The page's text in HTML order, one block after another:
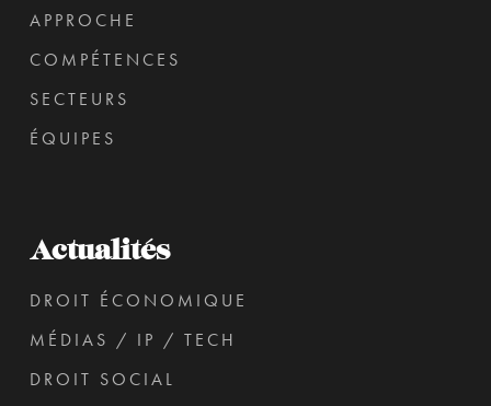
APPROCHE
COMPÉTENCES
SECTEURS
ÉQUIPES
Actualités
DROIT ÉCONOMIQUE
MÉDIAS / IP / TECH
DROIT SOCIAL